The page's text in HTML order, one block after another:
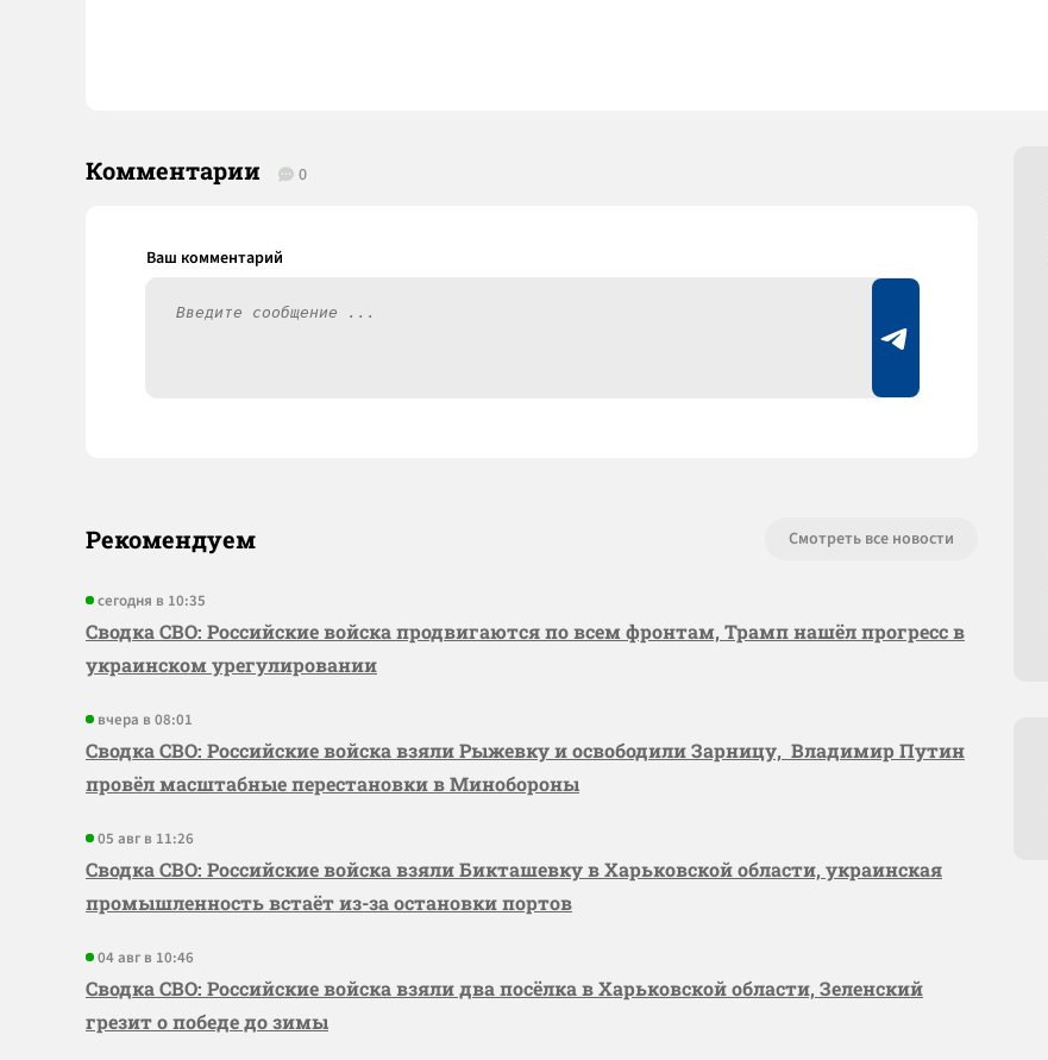
Комментарии 0
Рекомендуем Смотреть все новости
сегодня в 10:35
Сводка СВО: Российские войска продвигаются по всем фронтам, Трамп нашёл прогресс в
украинском урегулировании
вчера в 08:01
Сводка СВО: Российские войска взяли Рыжевку и освободили Зарницу, Владимир Путин
провёл масштабные перестановки в Минобороны
05 авг в 11:26
Сводка СВО: Российские войска взяли Бикташевку в Харьковской области, украинская
промышленность встаёт из-за остановки портов
04 авг в 10:46
Сводка СВО: Российские войска взяли два посёлка в Харьковской области, Зеленский
грезит о победе до зимы